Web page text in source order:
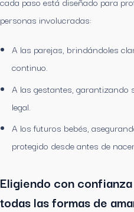
personas involucradas:
A las parejas, brindándoles
continuo.
A las gestantes, garantizando
legal.
A los futuros bebés,
protegido desde antes de
Eligiendo con
todas las formas de